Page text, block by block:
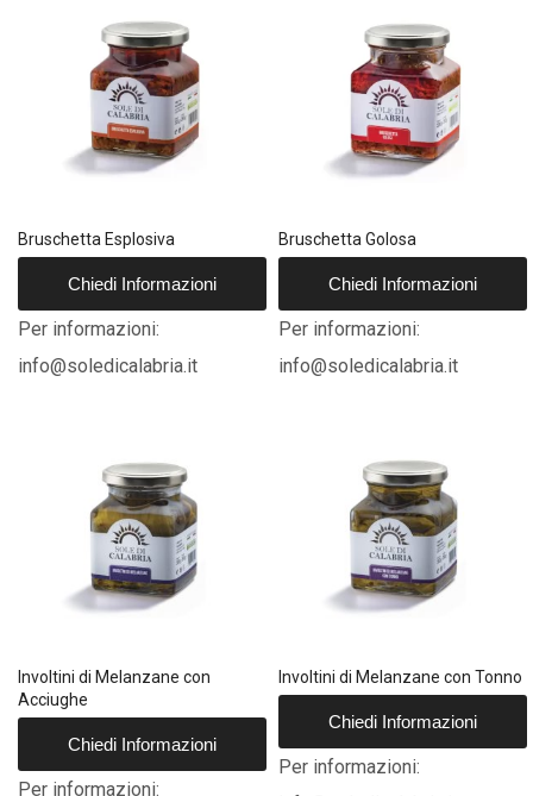
Bruschetta Esplosiva
Chiedi Informazioni
Per informazioni:
info@soledicalabria.it
Bruschetta Golosa
Chiedi Informazioni
Per informazioni:
info@soledicalabria.it
Involtini di Melanzane con
Acciughe
Chiedi Informazioni
Per informazioni:
Involtini di Melanzane con Tonno
Chiedi Informazioni
Per informazioni: